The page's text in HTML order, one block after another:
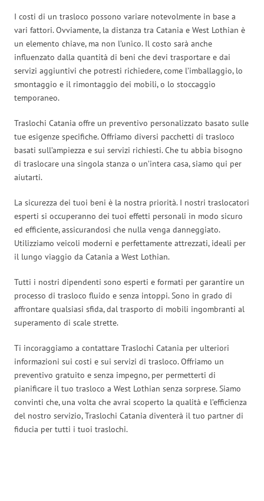
I costi di un trasloco possono variare notevolmente in base a
vari fattori. Ovviamente, la distanza tra Catania e West Lothian è
un elemento chiave, ma non l’unico. Il costo sarà anche
influenzato dalla quantità di beni che devi trasportare e dai
servizi aggiuntivi che potresti richiedere, come l’imballaggio, lo
smontaggio e il rimontaggio dei mobili, o lo stoccaggio
temporaneo.
Traslochi Catania offre un preventivo personalizzato basato sulle
tue esigenze specifiche. Offriamo diversi pacchetti di trasloco
basati sull’ampiezza e sui servizi richiesti. Che tu abbia bisogno
di traslocare una singola stanza o un’intera casa, siamo qui per
aiutarti.
La sicurezza dei tuoi beni è la nostra priorità. I nostri traslocatori
esperti si occuperanno dei tuoi effetti personali in modo sicuro
ed efficiente, assicurandosi che nulla venga danneggiato.
Utilizziamo veicoli moderni e perfettamente attrezzati, ideali per
il lungo viaggio da Catania a West Lothian.
Tutti i nostri dipendenti sono esperti e formati per garantire un
processo di trasloco fluido e senza intoppi. Sono in grado di
affrontare qualsiasi sfida, dal trasporto di mobili ingombranti al
superamento di scale strette.
Ti incoraggiamo a contattare Traslochi Catania per ulteriori
informazioni sui costi e sui servizi di trasloco. Offriamo un
preventivo gratuito e senza impegno, per permetterti di
pianificare il tuo trasloco a West Lothian senza sorprese. Siamo
convinti che, una volta che avrai scoperto la qualità e l’efficienza
del nostro servizio, Traslochi Catania diventerà il tuo partner di
fiducia per tutti i tuoi traslochi.